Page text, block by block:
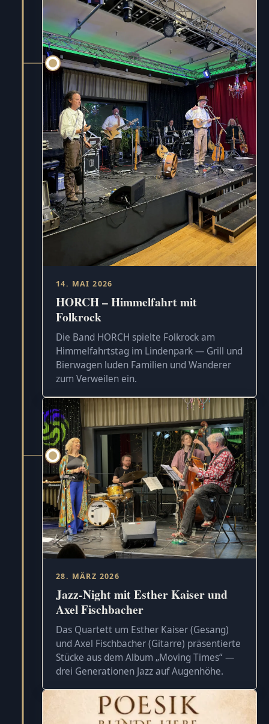
14. MAI 2026
HORCH – Himmelfahrt mit
Folkrock
Die Band HORCH spielte Folkrock am
Himmelfahrtstag im Lindenpark — Grill und
Bierwagen luden Familien und Wanderer
zum Verweilen ein.
28. MÄRZ 2026
Jazz-Night mit Esther Kaiser und
Axel Fischbacher
Das Quartett um Esther Kaiser (Gesang)
und Axel Fischbacher (Gitarre) präsentierte
Stücke aus dem Album „Moving Times“ —
drei Generationen Jazz auf Augenhöhe.